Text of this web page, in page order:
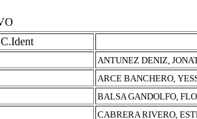
C.Ident
ANTUNEZ DENIZ,
ARCE BANCHERO,
BALSA GANDOLFO,
CABRERA RIVERO,